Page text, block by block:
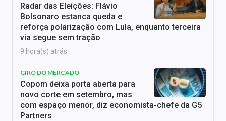
Radar das Eleições: Flávio
Bolsonaro estanca queda e
reforça polarização com Lula, enquanto terceira
via segue sem tração
9 hora(s) atrás
GIRO DO MERCADO
Copom deixa porta aberta para
novo corte em setembro, mas
com espaço menor, diz economista-chefe da G5
Partners